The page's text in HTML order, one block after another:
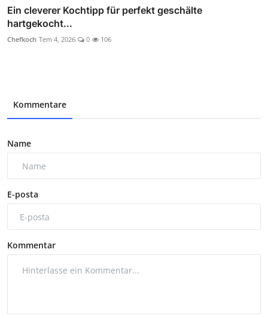
Ein cleverer Kochtipp für perfekt geschälte
hartgekocht...
Chefkoch Tem 4, 2026 0 106
Kommentare
Name
E-posta
Kommentar